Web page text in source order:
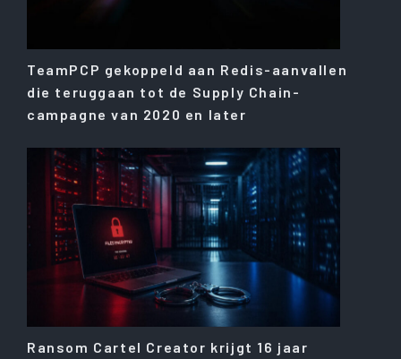
TeamPCP gekoppeld aan Redis-aanvallen
die teruggaan tot de Supply Chain-
campagne van 2020 en later
Ransom Cartel Creator krijgt 16 jaar